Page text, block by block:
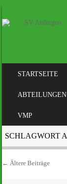
MENÜ
SKIP TO CONTENT
STARTSEITE
ABTEILUNGEN
VMP
SCHLAGWORT
← Ältere Beiträge